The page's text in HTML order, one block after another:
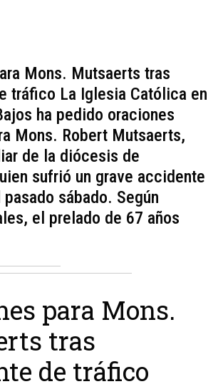
Mons. Mutsaerts tras
tráfico La Iglesia Católica en
ha pedido oraciones
Mons. Robert Mutsaerts,
de la diócesis de
sufrió un grave accidente
sábado. Según
el prelado de 67 años
para Mons.
tras
de tráfico